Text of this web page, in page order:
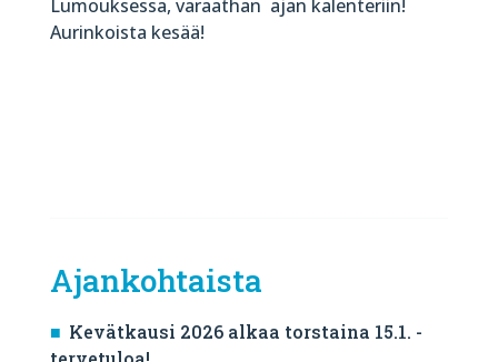
Lumouksessa, varaathan ajan kalenteriin!
Aurinkoista kesää!
Ajankohtaista
Kevätkausi 2026 alkaa torstaina 15.1. -